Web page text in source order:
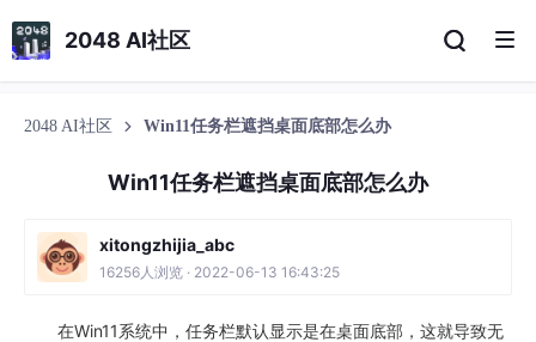
2048 AI社区
2048 AI社区 Win11任务栏遮挡桌面底部怎么办
Win11任务栏遮挡桌面底部怎么办
xitongzhijia_abc
16256人浏览 · 2022-06-13 16:43:25
在Win11系统中，任务栏默认显示是在桌面底部，这就导致无